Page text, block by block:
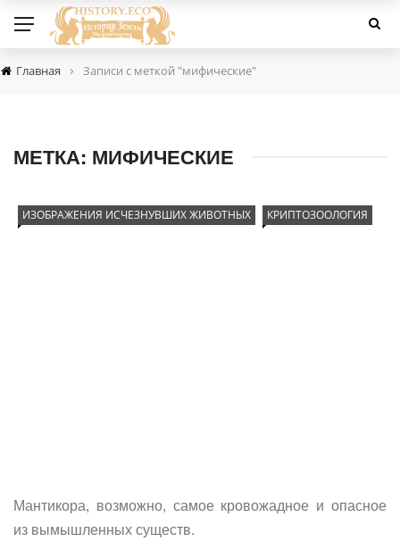
Главная › Записи с меткой "мифические"
МЕТКА: МИФИЧЕСКИЕ
ИЗОБРАЖЕНИЯ ИСЧЕЗНУВШИХ ЖИВОТНЫХ КРИПТОЗООЛОГИЯ
Мантикора, возможно, самое кровожадное и опасное
из вымышленных существ.